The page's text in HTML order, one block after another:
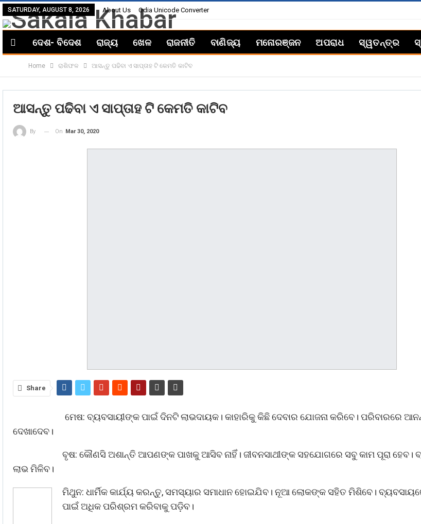
SATURDAY, AUGUST 8, 2026 About Us Odia Unicode Converter
ଦେଶ- ବିଦେଶ ରାଜ୍ୟ ଖେଳ ରାଜନୀତି ବାଣିଜ୍ୟ ମନୋରଞ୍ଜନ ଅପରାଧ ସ୍ୱତନ୍ତ୍ର
Home ରାଶିଫଳ ଆସନ୍ତୁ ପଢିବା ଏ ସାପ୍ତାହ ଟି କେମତି କାଟିବ
ଆସନ୍ତୁ ପଢିବା ଏ ସାପ୍ତାହ ଟି କେମତି କାଟିବ
By On Mar 30, 2020
Share
ମେଷ: ବ୍ୟବସାୟୀଙ୍କ ପାଇଁ ଦିନଟି ଲାଭଦାୟକ। କାହାରିକୁ କିଛି ଦେବାର ଯୋଜନା କରିବେ। ପରିବାରରେ
ଦେଖାଦେବ।
ବୃଷ: କୌଣସି ଅଶାନ୍ତି ଆପଣଙ୍କ ପାଖକୁ ଆସିବ ନାହିଁ। ଜୀବନସାଥୀଙ୍କ ସହଯୋଗରେ ସବୁ କାମ ପୂରା ହେବ।
ଲାଭ ମିଳିବ।
ମିଥୁନ: ଧାର୍ମିକ କାର୍ଯ୍ୟ କରନ୍ତୁ, ସମସ୍ୟାର ସମାଧାନ ହୋଇଯିବ। ନୂଆ ଲୋକଙ୍କ ସହିତ ମିଶିବେ।
ପାଇଁ ଅଧିକ ପରିଶ୍ରମ କରିବାକୁ ପଡ଼ିବ।